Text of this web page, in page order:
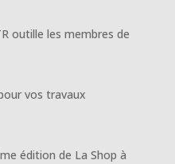
outille les membres de
vos travaux
édition de La Shop à